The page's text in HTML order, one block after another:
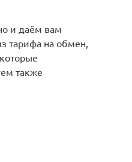
и даём вам
тарифа на обмен,
также